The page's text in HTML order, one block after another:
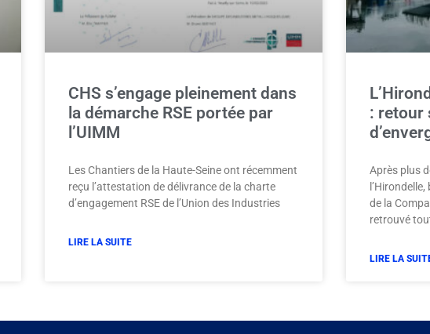
CHS s’engage pleinement dans
la démarche RSE portée par
l’UIMM
Les Chantiers de la Haute-Seine ont récemment
reçu l’attestation de délivrance de la charte
d’engagement RSE de l’Union des Industries
LIRE LA SUITE
: retour
Après plus
de la
retrouvé
LIRE LA